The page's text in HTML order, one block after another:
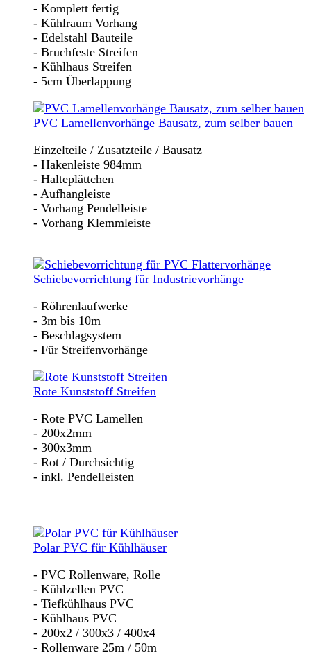
- Komplett fertig
- Kühlraum Vorhang
- Edelstahl Bauteile
- Bruchfeste Streifen
- Kühlhaus Streifen
- 5cm Überlappung
PVC Lamellenvorhänge Bausatz, zum selber bauen
Einzelteile / Zusatzteile / Bausatz
- Hakenleiste 984mm
- Halteplättchen
- Aufhangleiste
- Vorhang Pendelleiste
- Vorhang Klemmleiste
Schiebevorrichtung für Industrievorhänge
- Röhrenlaufwerke
- 3m bis 10m
- Beschlagsystem
- Für Streifenvorhänge
Rote Kunststoff Streifen
- Rote PVC Lamellen
- 200x2mm
- 300x3mm
- Rot / Durchsichtig
- inkl. Pendelleisten
Polar PVC für Kühlhäuser
- PVC Rollenware, Rolle
- Kühlzellen PVC
- Tiefkühlhaus PVC
- Kühlhaus PVC
- 200x2 / 300x3 / 400x4
- Rollenware 25m / 50m